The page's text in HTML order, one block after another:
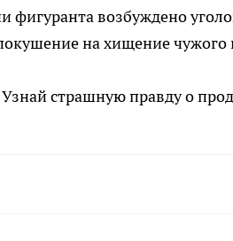
фигуранта возбуждено
на хищение чужого
страшную правду о